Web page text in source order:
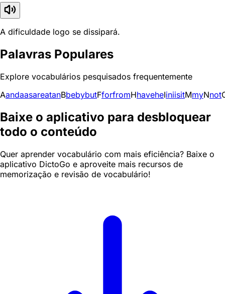
A dificuldade logo se dissipará.
Palavras Populares
Explore vocabulários pesquisados frequentemente
AandaasareatanBbebybutFforfromHhaveheIiniisitMmyNnot
Baixe o aplicativo para desbloquear
todo o conteúdo
Quer aprender vocabulário com mais eficiência? Baixe o
aplicativo DictoGo e aproveite mais recursos de
memorização e revisão de vocabulário!